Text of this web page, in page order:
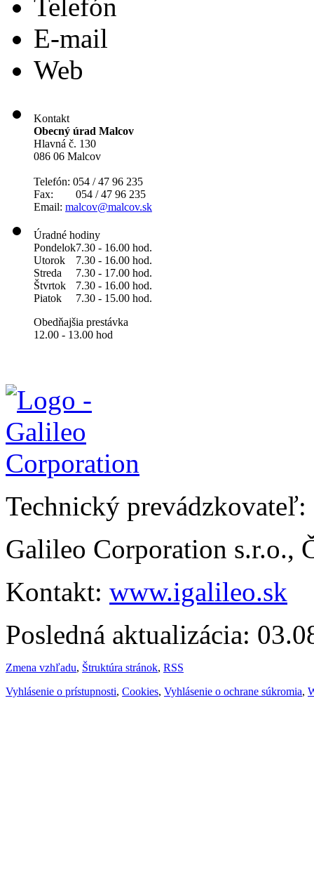
Telefón
E-mail
Web
Kontakt
Obecný úrad Malcov
Hlavná č. 130
086 06 Malcov
Telefón: 054 / 47 96 235
Fax: 054 / 47 96 235
Email: malcov@malcov.sk
Úradné hodiny
Pondelok7.30 - 16.00 hod.
Utorok
7.30 - 16.00 hod.
Streda
7.30 - 17.00 hod.
Štvrtok
7.30 - 16.00 hod.
Piatok
7.30 - 15.00 hod.
Obedňajšia prestávka
12.00 - 13.00 hod
Technický prevádzkovateľ:
Galileo Corporation s.r.o.,
Kontakt: www.igalileo.sk
Posledná aktualizácia:
Zmena vzhľadu, Štruktúra stránok, RSS
Vyhlásenie o prístupnosti, Cookies, Vyhlásenie o ochrane súkromia,